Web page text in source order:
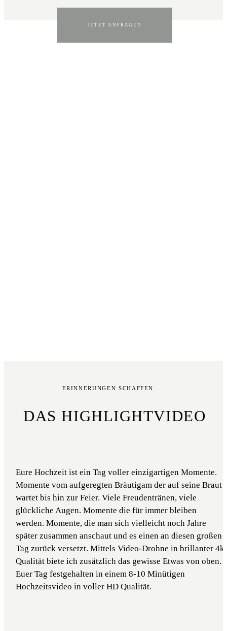
JETZT ANFRAGEN
ERINNERUNGEN SCHAFFEN
DAS HIGHLIGHTVIDEO
Eure Hochzeit ist ein Tag voller einzigartigen Momente.
Momente vom aufgeregten Bräutigam der auf seine Braut
wartet bis hin zur Feier. Viele Freudentränen, viele
glückliche Augen. Momente die für immer bleiben
werden. Momente, die man sich vielleicht noch Jahre
später zusammen anschaut und es einen an diesen großen
Tag zurück versetzt. Mittels Video-Drohne in brillanter 4k
Qualität biete ich zusätzlich das gewisse Etwas von oben.
Euer Tag festgehalten in einem 8-10 Minütigen
Hochzeitsvideo in voller HD Qualität.